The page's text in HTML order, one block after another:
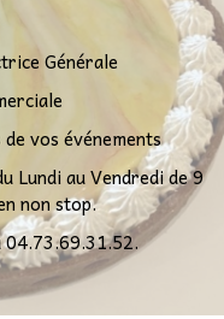
Générale
vos événements
Lundi au Vendredi de 9
non stop.
04.73.69.31.52.